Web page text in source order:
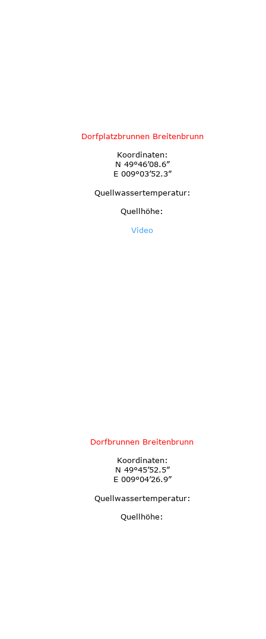
Dorfplatzbrunnen Breitenbrunn
Koordinaten:
N 49°46’08.6”
E 009°03’52.3”
Quellwassertemperatur:
Quellhöhe:
Video
Dorfbrunnen Breitenbrunn
Koordinaten:
N 49°45’52.5”
E 009°04’26.9”
Quellwassertemperatur:
Quellhöhe: